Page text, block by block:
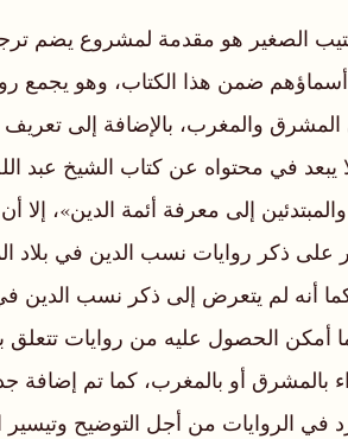
الصغير هو مقدمة لمشروع يضم
ضمن هذا الكتاب، وهو يجمع
المشرق والمغرب، بالإضافة إلى
يبعد في محتواه عن كتاب الشيخ عبد
إلى معرفة أئمة الدين»، إلا
على ذكر روایات نسب الدين في بلاد
أنه لم يتعرض إلى ذكر نسب الدين
أمكن الحصول عليه من روايات
بالمشرق أو بالمغرب، كما تم إضافة
في الروايات من أجل التوضيح وتيسير